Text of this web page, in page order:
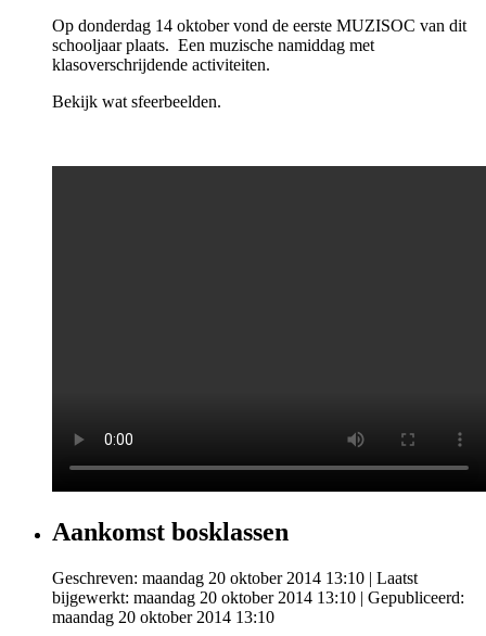
Op donderdag 14 oktober vond de eerste MUZISOC van dit
schooljaar plaats. Een muzische namiddag met
klasoverschrijdende activiteiten.
Bekijk wat sfeerbeelden.
Aankomst bosklassen
Geschreven: maandag 20 oktober 2014 13:10 | Laatst
bijgewerkt: maandag 20 oktober 2014 13:10 | Gepubliceerd:
maandag 20 oktober 2014 13:10